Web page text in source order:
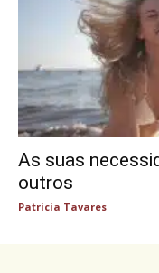
As suas
outros
Patricia Tavares